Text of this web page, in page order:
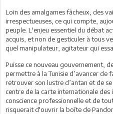
Loin des amalgames fâcheux, des
irrespectueuses, ce qui compte,
peuple. L'enjeu essentiel du débat
acquis, et non de gesticuler à tous
quel manipulateur, agitateur qui
Puisse ce nouveau gouvernement,
permettre à la Tunisie d’avancer de
retrouver son lustre d’antan et de
centre de la carte internationale des
conscience professionnelle et de
risquerait d'ouvrir la boîte de